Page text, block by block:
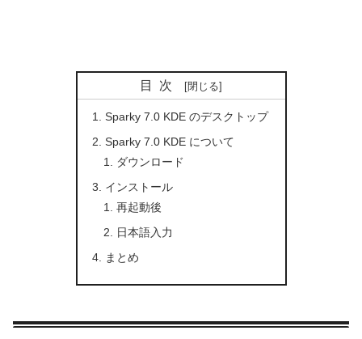
目次
Sparky 7.0 KDE のデスクトップ
Sparky 7.0 KDE について
ダウンロード
インストール
再起動後
日本語入力
まとめ